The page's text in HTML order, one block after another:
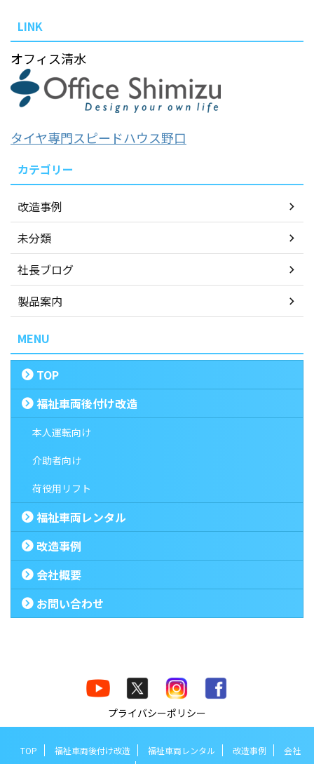
LINK
オフィス清水
タイヤ専門スピードハウス野口
カテゴリー
改造事例
未分類
社長ブログ
製品案内
MENU
TOP
福祉車両後付け改造
本人運転向け
介助者向け
荷役用リフト
福祉車両レンタル
改造事例
会社概要
お問い合わせ
プライバシーポリシー
TOP 福祉車両後付け改造 福祉車両レンタル 改造事例
会社